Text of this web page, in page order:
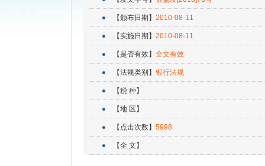
【颁布日期】 2010-08-11
【实施日期】 2010-08-11
【是否有效】 全文有效
【法规类别】 银行法规
【税 种】
【地 区】
【点击次数】 5998
【全 文】